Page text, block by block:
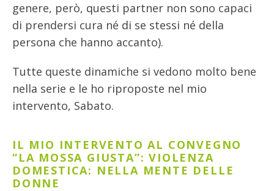
genere, però, questi partner non sono capaci
di prendersi cura né di se stessi né della
persona che hanno accanto).
Tutte queste dinamiche si vedono molto bene
nella serie e le ho riproposte nel mio
intervento, Sabato.
IL MIO INTERVENTO AL CONVEGNO
“LA MOSSA GIUSTA”: VIOLENZA
DOMESTICA: NELLA MENTE DELLE
DONNE